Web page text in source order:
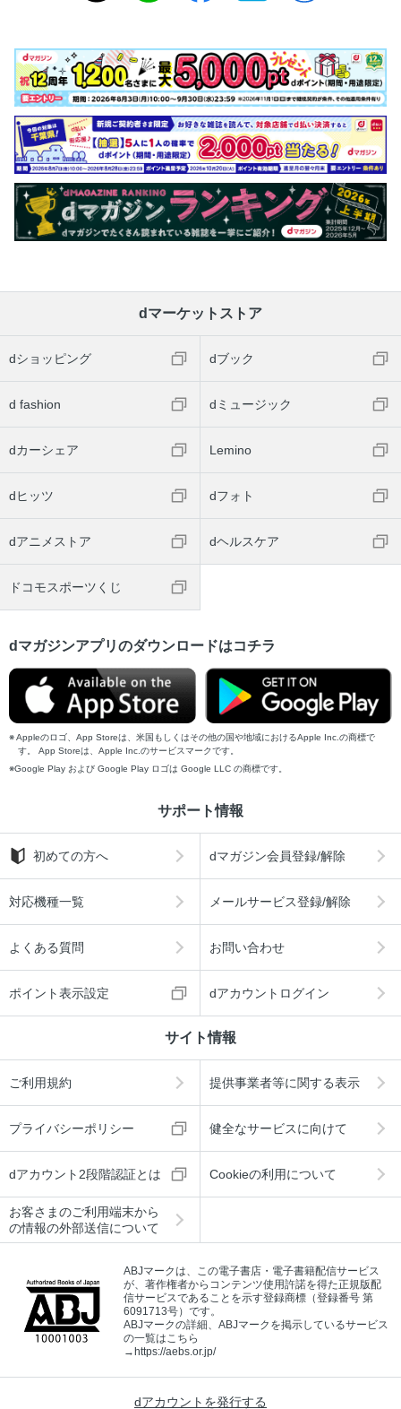
dマーケットストア
dショッピング dブック
d fashion dミュージック
dカーシェア Lemino
dヒッツ dフォト
dアニメストア dヘルスケア
ドコモスポーツくじ
dマガジンアプリのダウンロードはコチラ
Appleのロゴ、App Storeは、米国もしくはその他の国や地域におけるApple Inc.の商標で
す。 App Storeは、Apple Inc.のサービスマークです。
Google Play および Google Play ロゴは Google LLC の商標です。
サポート情報
初めての方へ dマガジン会員登録/解除
対応機種一覧 メールサービス登録/解除
よくある質問 お問い合わせ
ポイント表示設定 dアカウントログイン
サイト情報
ご利用規約 提供事業者等に関する表示
プライバシーポリシー 健全なサービスに向けて
dアカウント2段階認証とは Cookieの利用について
お客さまのご利用端末から
の情報の外部送信について
ABJマークは、この電子書店・電子書籍配信サービス
が、著作権者からコンテンツ使用許諾を得た正規版配
信サービスであることを示す登録商標（登録番号 第
6091713号）です。
ABJマークの詳細、ABJマークを掲示しているサービス
の一覧はこちら
→https://aebs.or.jp/
dアカウントを発行する